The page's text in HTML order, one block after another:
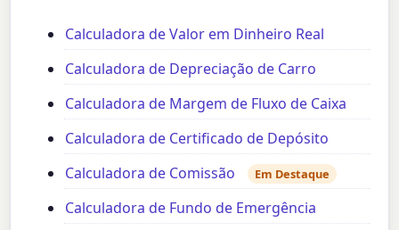
Calculadora de Valor em Dinheiro Real
Calculadora de Depreciação de Carro
Calculadora de Margem de Fluxo de Caixa
Calculadora de Certificado de Depósito
Calculadora de Comissão
Em Destaque
Calculadora de Fundo de Emergência